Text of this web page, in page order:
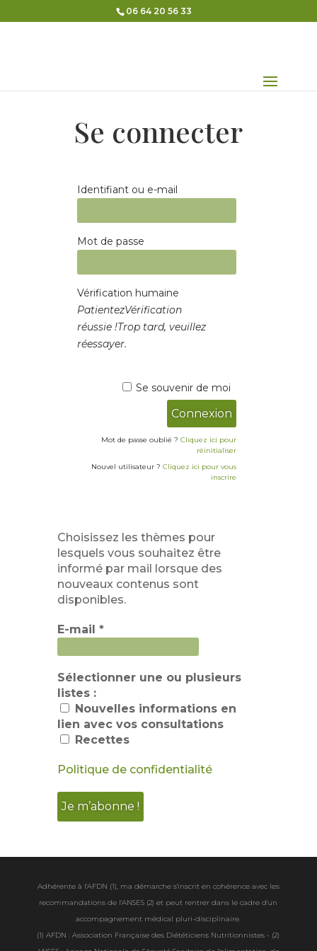
06 64 20 56 33
Se connecter
Identifiant ou e-mail
Mot de passe
Vérification humaine
PatientezVérification
réussie !Trop tard, veuillez
réessayer.
Se souvenir de moi
Mot de passe oublié ?Cliquez ici pour
réinitialiser
Nouvel utilisateur ?Cliquez ici pour vous
inscrire
Choisissez les thèmes pour
lesquels vous souhaitez être
informé par mail lorsque des
nouveaux contenus sont
disponibles.
E-mail *
Sélectionner une ou plusieurs
listes :
Nouvelles informations en
lien avec vos consultations
Recettes
Politique de confidentialité
Adhérente à l'AFDN (1), ma démarche s'inscrit en cohérence avec les
recommandations de l'ANSES (2) et peut rentrer dans le cadre d'un
accompagnement médical pluri-disciplinaire.
(1) AFDN : Association Française des Diététiciens Nutritionnistes - (2)